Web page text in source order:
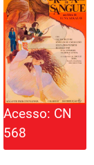
Acesso: CN
568